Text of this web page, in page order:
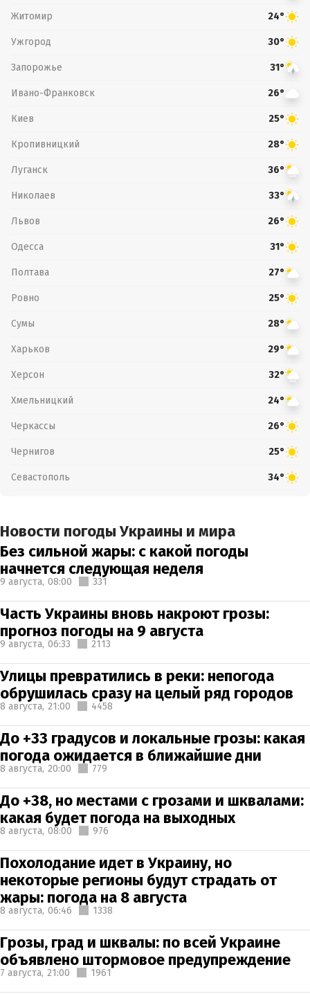
Житомир 24°
Ужгород 30°
Запорожье 31°
Ивано-Франковск 26°
Киев 25°
Кропивницкий 28°
Луганск 36°
Николаев 33°
Львов 26°
Одесса 31°
Полтава 27°
Ровно 25°
Сумы 28°
Харьков 29°
Херсон 32°
Хмельницкий 24°
Черкассы 26°
Чернигов 25°
Севастополь 34°
Новости погоды Украины и мира
Без сильной жары: с какой погоды
начнется следующая неделя
9 августа, 08:00 331
Часть Украины вновь накроют грозы:
прогноз погоды на 9 августа
9 августа, 06:33 2113
Улицы превратились в реки: непогода
обрушилась сразу на целый ряд городов
8 августа, 21:00 4458
До +33 градусов и локальные грозы: какая
погода ожидается в ближайшие дни
8 августа, 20:00 779
До +38, но местами с грозами и шквалами:
какая будет погода на выходных
8 августа, 08:00 976
Похолодание идет в Украину, но
некоторые регионы будут страдать от
жары: погода на 8 августа
8 августа, 06:46 1338
Грозы, град и шквалы: по всей Украине
объявлено штормовое предупреждение
7 августа, 21:00 1961